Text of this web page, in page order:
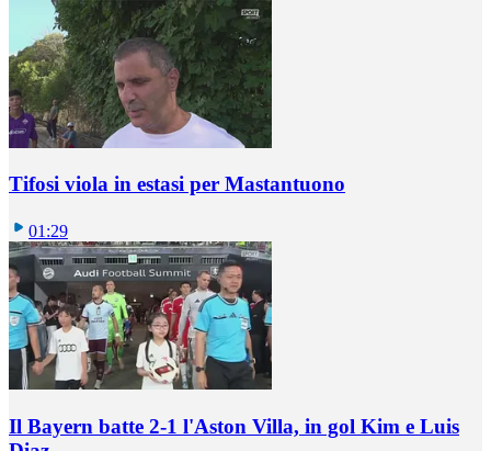
Tifosi viola in estasi per Mastantuono
01:29
Il Bayern batte 2-1 l'Aston Villa, in gol Kim e Luis